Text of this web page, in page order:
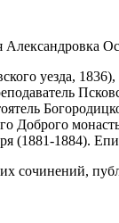
уезда,
Доброго
(1881-1884).
сочинений,